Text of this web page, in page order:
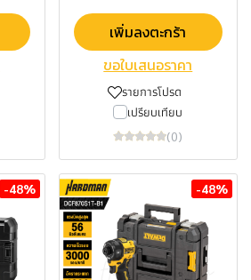
เพิ่มลงตะกร้า
ขอใบเสนอราคา
รายการโปรด
เปรียบเทียบ
(0)
-48% -48%